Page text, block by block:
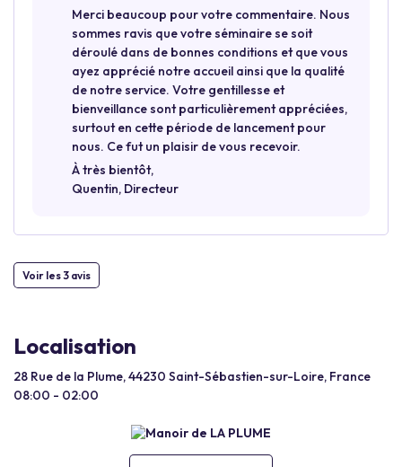
Merci beaucoup pour votre commentaire. Nous
sommes ravis que votre séminaire se soit
déroulé dans de bonnes conditions et que vous
ayez apprécié notre accueil ainsi que la qualité
de notre service. Votre gentillesse et
bienveillance sont particulièrement appréciées,
surtout en cette période de lancement pour
nous. Ce fut un plaisir de vous recevoir.
À très bientôt,
Quentin, Directeur
Voir les 3 avis
Localisation
28 Rue de la Plume, 44230 Saint-Sébastien-sur-Loire, France
08:00 - 02:00